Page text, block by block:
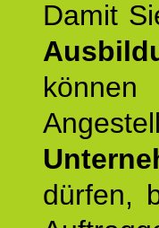
Damit
dürfen,